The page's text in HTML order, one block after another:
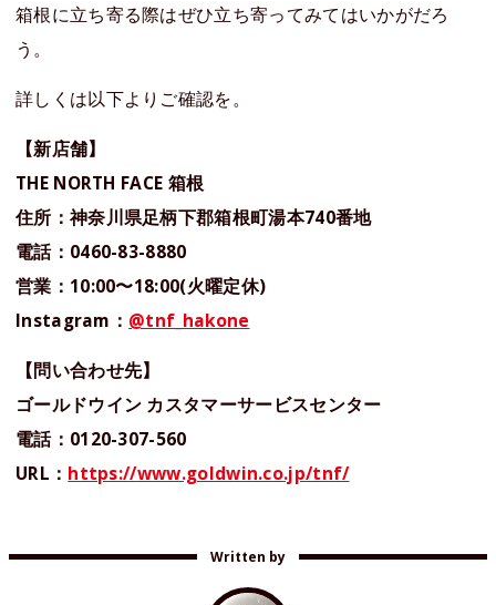
箱根に立ち寄る際はぜひ立ち寄ってみてはいかがだろ
う。
詳しくは以下よりご確認を。
【新店舗】
THE NORTH FACE 箱根
住所：神奈川県足柄下郡箱根町湯本740番地
電話：0460-83-8880
営業：10:00〜18:00(火曜定休)
Instagram： @tnf_hakone
【問い合わせ先】
ゴールドウイン カスタマーサービスセンター
電話：0120-307-560
URL： https://www.goldwin.co.jp/tnf/
Written by